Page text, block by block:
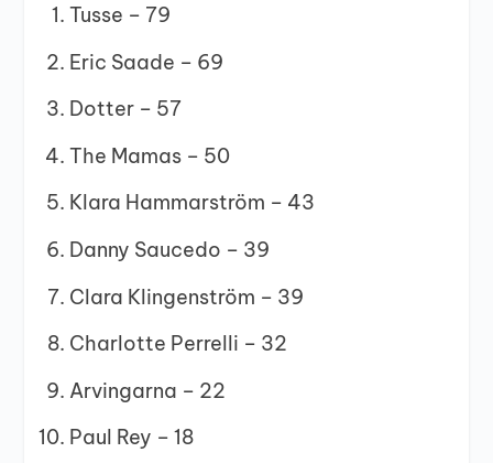
Tusse – 79
Eric Saade – 69
Dotter – 57
The Mamas – 50
Klara Hammarström – 43
Danny Saucedo – 39
Clara Klingenström – 39
Charlotte Perrelli – 32
Arvingarna – 22
Paul Rey – 18